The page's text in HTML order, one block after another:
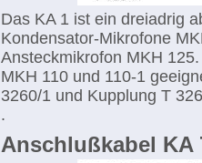
Das KA 1 ist ein dreiadrig
Kondensator-Mikrofone
Ansteckmikrofon MKH
MKH 110 und 110-1
3260/1 und Kupplung T
.
Anschlußkabel KA